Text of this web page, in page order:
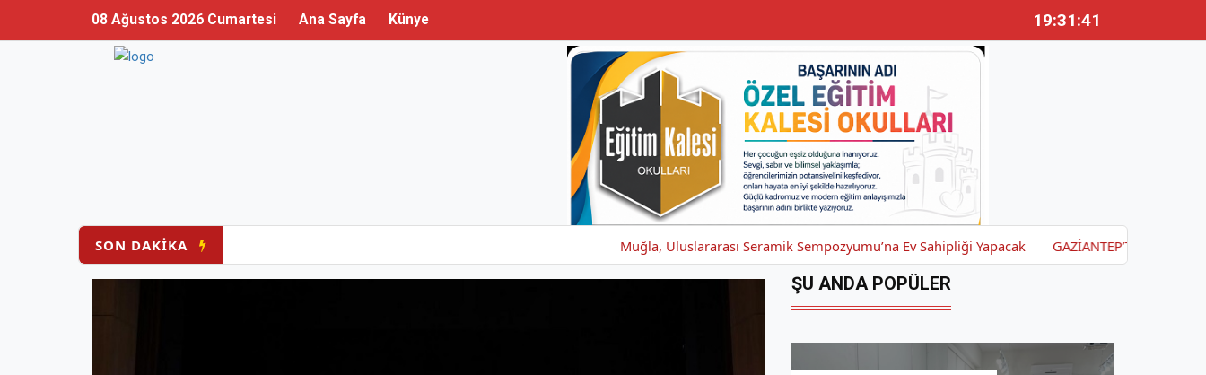
08 Ağustos 2026 Cumartesi Ana Sayfa Künye 19:31:42
SON DAKİKA Muğla, Uluslararası Seramik Sempozyumu’na Ev Sahipliği Yapacak GAZİANTEP’TE DÜDÜKLÜ TENCERE
ŞU ANDA POPÜLER